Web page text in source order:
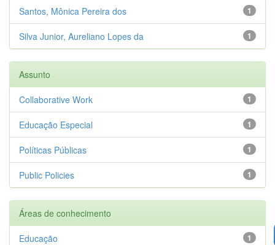
1
Santos, Mônica Pereira dos
1
Silva Junior, Aureliano Lopes da
Assunto
1
Collaborative Work
1
Educação Especial
1
Políticas Públicas
1
Public Policies
Áreas de conhecimento
1
Educação